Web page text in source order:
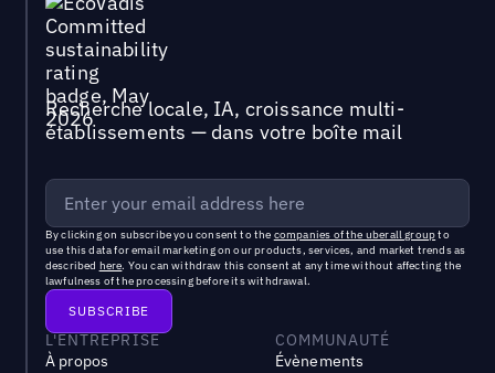
Recherche locale, IA, croissance multi-
établissements — dans votre boîte mail
By clicking on subscribe you consent to the companies of the uberall groupto
use this data for email marketing on our products, services, and market trends as
described here. You can withdraw this consent at any time without affecting the
lawfulness of the processing before its withdrawal.
L'ENTREPRISE
À propos
COMMUNAUTÉ
Évènements